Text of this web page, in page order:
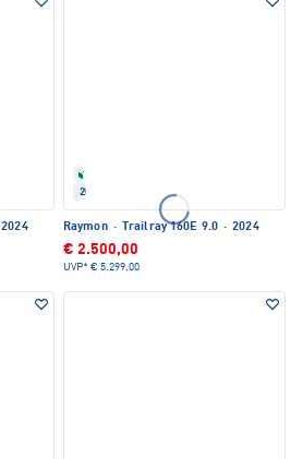
2024
2024
Raymon · Trailray 160E 9.0 · 2024
€ 2.500,00
UVP* € 5.299,00